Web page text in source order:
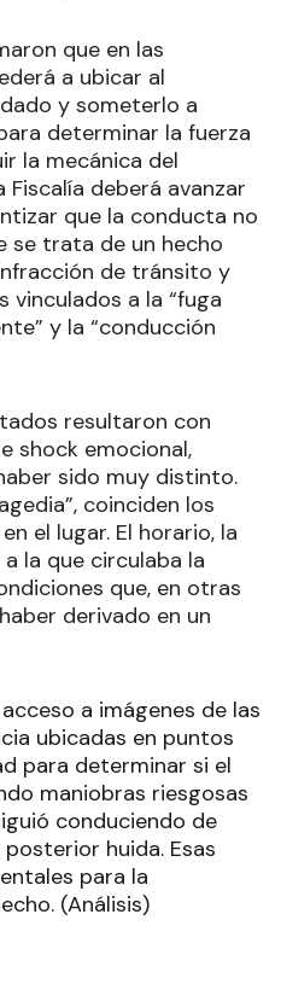
que en las
a ubicar al
y someterlo a
determinar la fuerza
la mecánica del
deberá avanzar
que la conducta no
se trata de un hecho
de tránsito y
a la “fuga
y la “conducción
resultaron con
shock emocional,
sido muy distinto.
coinciden los
el lugar. El horario, la
la que circulaba la
que, en otras
derivado en un
a imágenes de las
ubicadas en puntos
para determinar si el
maniobras riesgosas
conduciendo de
huida. Esas
para la
(Análisis)